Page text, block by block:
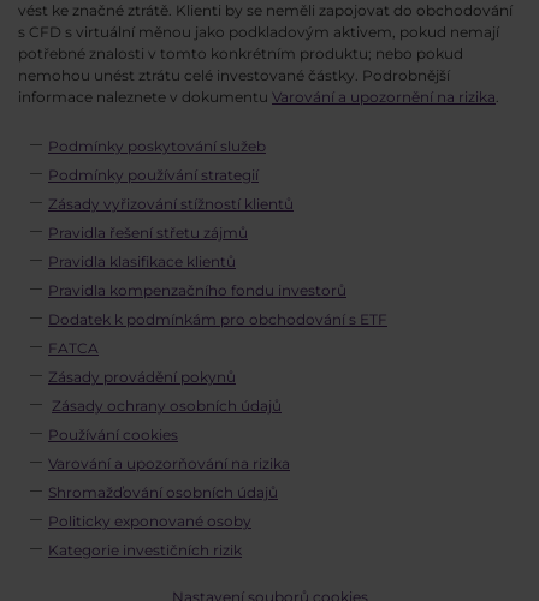
vést ke značné ztrátě. Klienti by se neměli zapojovat do obchodování
s CFD s virtuální měnou jako podkladovým aktivem, pokud nemají
potřebné znalosti v tomto konkrétním produktu; nebo pokud
nemohou unést ztrátu celé investované částky. Podrobnější
informace naleznete v dokumentu Varování a upozornění na rizika.
Podmínky poskytování služeb
Podmínky používání strategií
Zásady vyřizování stížností klientů
Pravidla řešení střetu zájmů
Pravidla klasifikace klientů
Pravidla kompenzačního fondu investorů
Dodatek k podmínkám pro obchodování s ETF
FATCA
Zásady provádění pokynů
Zásady ochrany osobních údajů
Používání cookies
Varování a upozorňování na rizika
Shromažďování osobních údajů
Politicky exponované osoby
Kategorie investičních rizik
Nastavení souborů cookies